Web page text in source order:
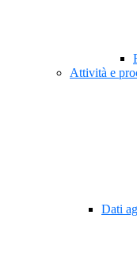
Attività e
Dati